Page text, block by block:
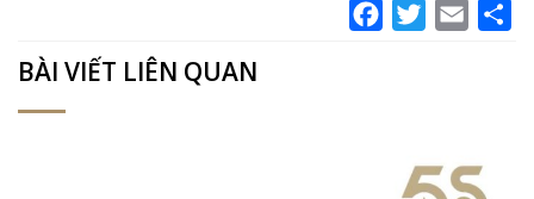
FacebookTwitterEmail
BÀI VIẾT LIÊN QUAN